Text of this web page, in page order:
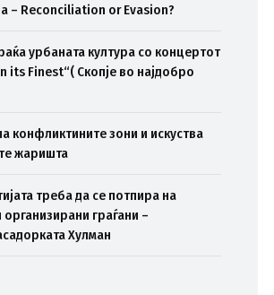
– Reconciliation or Evasion?
урбаната култура со концертот
its Finest“( Скопје во најдобро
конфликтините зони и искуства
жаришта
треба да се потпира на
организирани граѓани –
Хулман